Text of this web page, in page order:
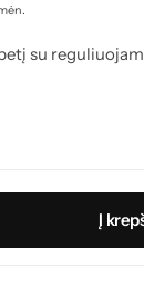
su
Į